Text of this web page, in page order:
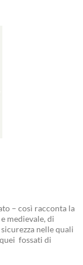
– così racconta la
medievale, di
nelle quali
fossati di